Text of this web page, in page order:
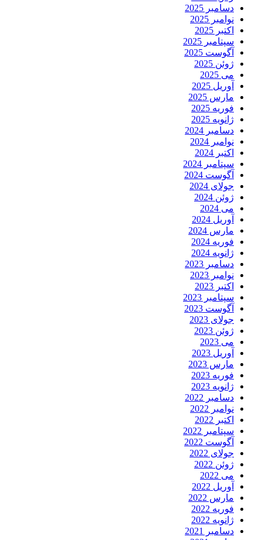
دسامبر 2025
نوامبر 2025
اکتبر 2025
سپتامبر 2025
آگوست 2025
ژوئن 2025
می 2025
آوریل 2025
مارس 2025
فوریه 2025
ژانویه 2025
دسامبر 2024
نوامبر 2024
اکتبر 2024
سپتامبر 2024
آگوست 2024
جولای 2024
ژوئن 2024
می 2024
آوریل 2024
مارس 2024
فوریه 2024
ژانویه 2024
دسامبر 2023
نوامبر 2023
اکتبر 2023
سپتامبر 2023
آگوست 2023
جولای 2023
ژوئن 2023
می 2023
آوریل 2023
مارس 2023
فوریه 2023
ژانویه 2023
دسامبر 2022
نوامبر 2022
اکتبر 2022
سپتامبر 2022
آگوست 2022
جولای 2022
ژوئن 2022
می 2022
آوریل 2022
مارس 2022
فوریه 2022
ژانویه 2022
دسامبر 2021